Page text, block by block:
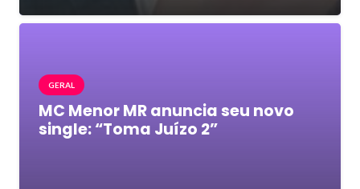
GERAL
MC Menor MR anuncia seu novo
single: “Toma Juízo 2”